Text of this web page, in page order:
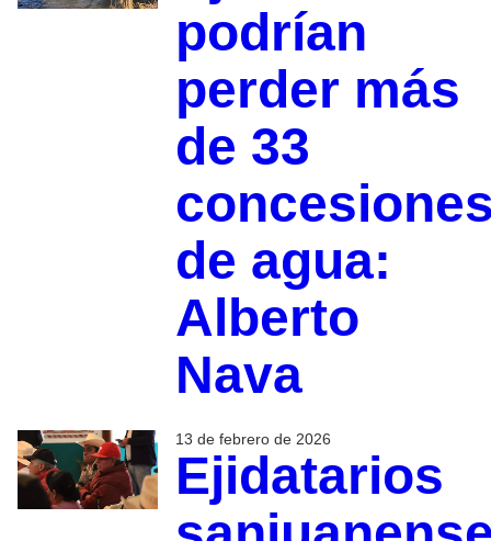
podrían
perder más
de 33
de agua:
Alberto
Nava
13 de febrero de 2026
Ejidatarios